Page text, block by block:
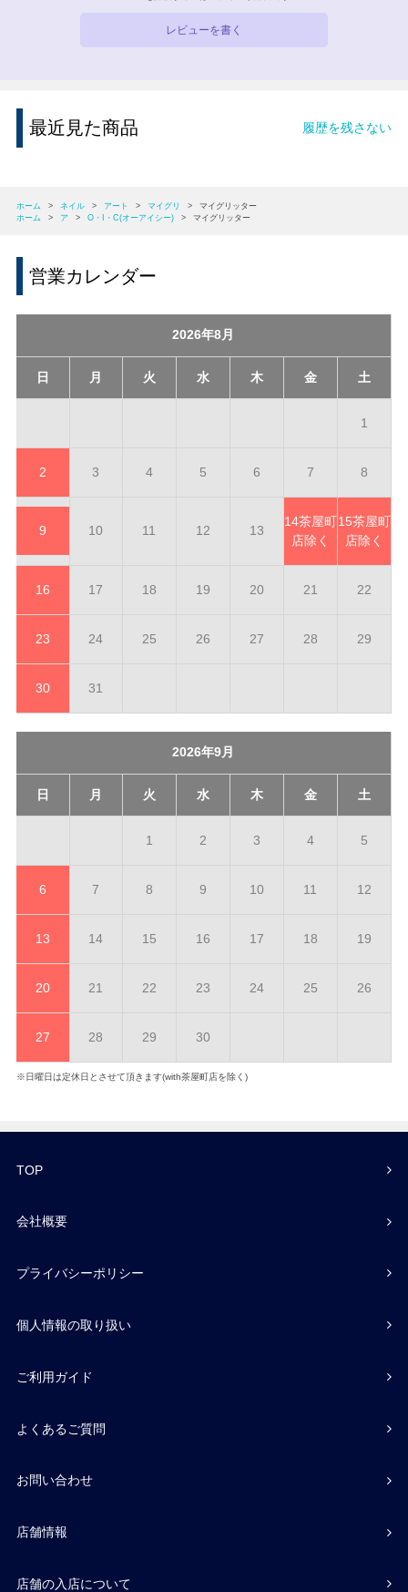
レビューを書く
最近見た商品 履歴を残さない
ホーム > ネイル > アート > マイグリ >
マイグリッター
ホーム
> ア > O・I・C(オーアイシー) > マイグリッター
営業カレンダー
2026年8月
日 月 火 水 木 金 土
1
2 3 4 5 6 7 8
9 10 11 12 13
14茶屋町
店除く
15茶屋町
店除く
16 17 18 19 20 21 22
23 24 25 26 27 28 29
30 31
2026年9月
日 月 火 水 木 金 土
1 2 3 4 5
6 7 8 9 10 11 12
13 14 15 16 17 18 19
20 21 22 23 24 25 26
27 28 29 30
※日曜日は定休日とさせて頂きます(with茶屋町店を除く)
TOP
会社概要
プライバシーポリシー
個人情報の取り扱い
ご利用ガイド
よくあるご質問
お問い合わせ
店舗情報
店舗の入店について